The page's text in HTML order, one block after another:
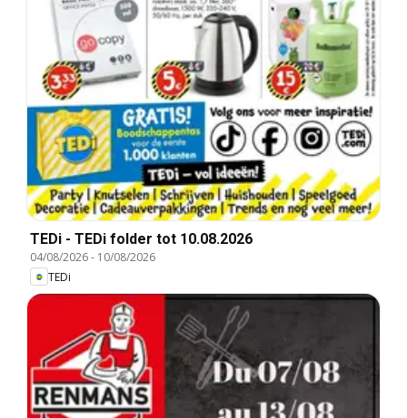
TEDi - TEDi folder tot 10.08.2026
04/08/2026- 10/08/2026
TEDi